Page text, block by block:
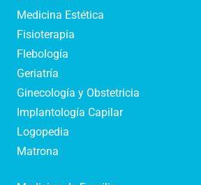
Medicina Estética
Fisioterapia
Flebología
Geriatría
Ginecología y Obstetricia
Implantología Capilar
Logopedia
Matrona